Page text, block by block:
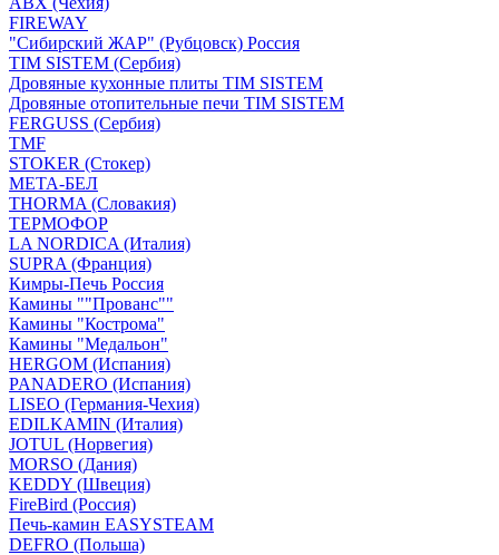
FIREWAY
"Сибирский ЖАР" (Рубцовск) Россия
TIM SISTEM (Сербия)
Дровяные кухонные плиты TIM SISTEM
Дровяные отопительные печи TIM SISTEM
FERGUSS (Сербия)
TMF
STOKER (Стокер)
МЕТА-БЕЛ
THORMA (Словакия)
ТЕРМОФОР
LA NORDICA (Италия)
SUPRA (Франция)
Кимры-Печь Россия
Камины ""Прованс""
Камины "Кострома"
Камины "Медальон"
HERGOM (Испания)
PANADERO (Испания)
LISEO (Германия-Чехия)
EDILKAMIN (Италия)
JOTUL (Норвегия)
MORSO (Дания)
KEDDY (Швеция)
FireBird (Россия)
Печь-камин EASYSTEAM
DEFRO (Польша)